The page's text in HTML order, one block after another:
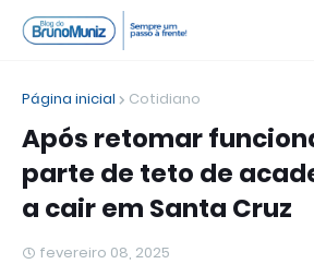
Página inicial Cotidiano
Após retomar
parte de teto de
a cair em Santa Cruz
fevereiro 08, 2025